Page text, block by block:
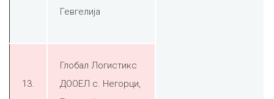
Гевгелија
13.
Глобал Логистикс
ДООЕЛ с. Негорци,